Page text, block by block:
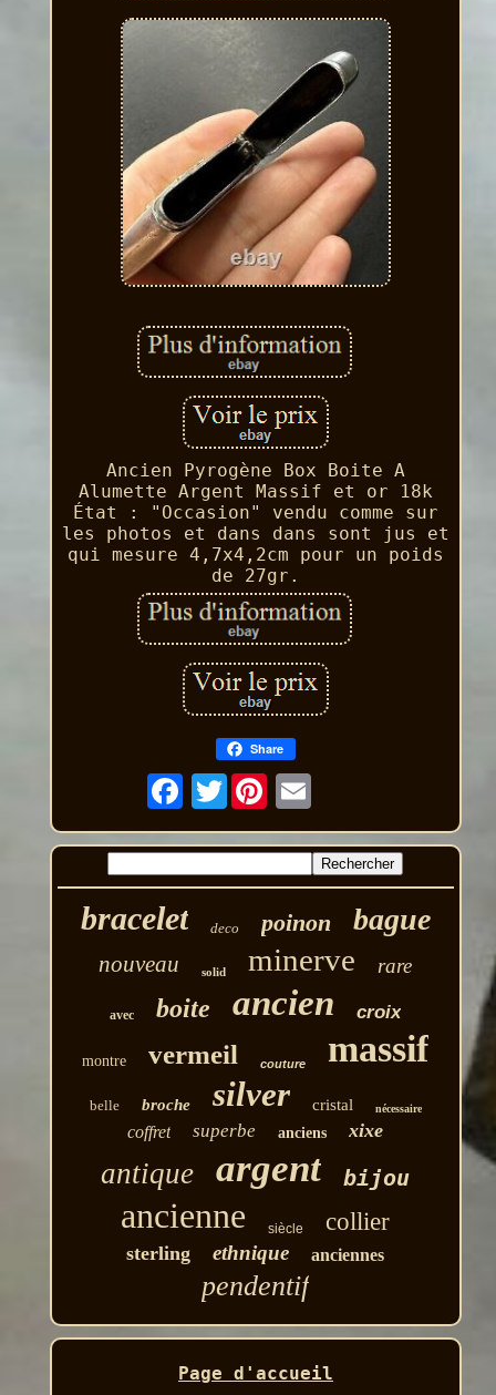
Ancien Pyrogène Box Boite A
Alumette Argent Massif et or 18k
État : "Occasion" vendu comme sur
les photos et dans dans sont jus et
qui mesure 4,7x4,2cm pour un poids
de 27gr.
Share
Twitter
bracelet deco poinon bague
nouveau solid minerve rare
avec boite ancien croix
montre vermeil couture massif
belle broche silver cristal nécessaire
coffret superbe anciens xixe
antique argent bijou
ancienne siècle collier
sterling ethnique anciennes
pendentif
Page d'accueil